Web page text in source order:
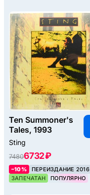
Ten Summoner's
Tales, 1993
Sting
74806732 ₽
–10%
ПЕРЕИЗДАНИЕ 2016
ЗАПЕЧАТАН
ПОПУЛЯРНО